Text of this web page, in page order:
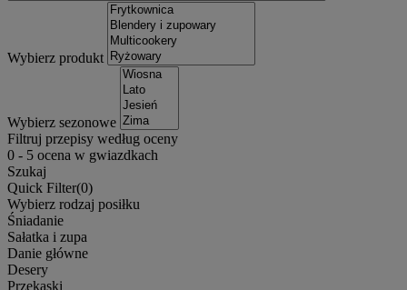
Wybierz produkt
Wybierz sezonowe
Filtruj przepisy według oceny
0 - 5 ocena w gwiazdkach
Szukaj
Quick Filter(0)
Wybierz rodzaj posiłku
Śniadanie
Sałatka i zupa
Danie główne
Desery
Przekąski